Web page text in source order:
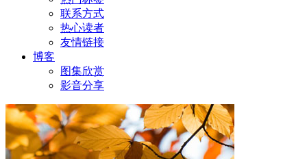
联系方式
热心读者
友情链接
博客
图集欣赏
影音分享